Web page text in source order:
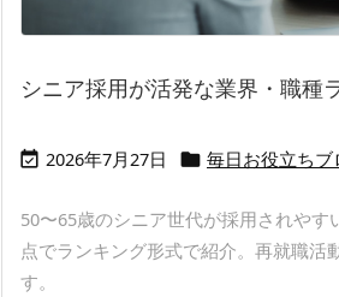
シニア採用が活発な業界・職種
 2026年7月27日  毎日お役立ちブ
50〜65歳のシニア世代が採用されやす
点でランキング形式で紹介。再就職活
す。